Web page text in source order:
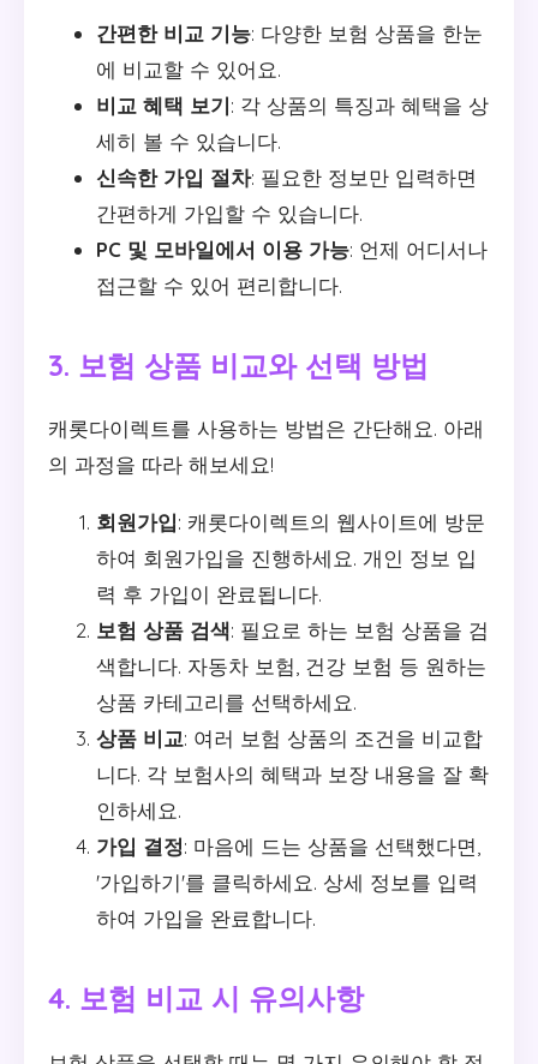
간편한 비교 기능: 다양한 보험 상품을 한눈
에 비교할 수 있어요.
비교 혜택 보기: 각 상품의 특징과 혜택을 상
세히 볼 수 있습니다.
신속한 가입 절차: 필요한 정보만 입력하면
간편하게 가입할 수 있습니다.
PC 및 모바일에서 이용 가능: 언제 어디서나
접근할 수 있어 편리합니다.
3. 보험 상품 비교와 선택 방법
캐롯다이렉트를 사용하는 방법은 간단해요. 아래
의 과정을 따라 해보세요!
회원가입: 캐롯다이렉트의 웹사이트에 방문
하여 회원가입을 진행하세요. 개인 정보 입
력 후 가입이 완료됩니다.
보험 상품 검색: 필요로 하는 보험 상품을 검
색합니다. 자동차 보험, 건강 보험 등 원하는
상품 카테고리를 선택하세요.
상품 비교: 여러 보험 상품의 조건을 비교합
니다. 각 보험사의 혜택과 보장 내용을 잘 확
인하세요.
가입 결정: 마음에 드는 상품을 선택했다면,
'가입하기'를 클릭하세요. 상세 정보를 입력
하여 가입을 완료합니다.
4. 보험 비교 시 유의사항